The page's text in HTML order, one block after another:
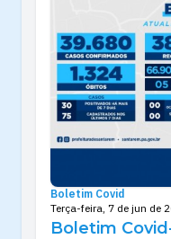
Boletim Covid
Terça-feira, 7 de jun de
Boletim